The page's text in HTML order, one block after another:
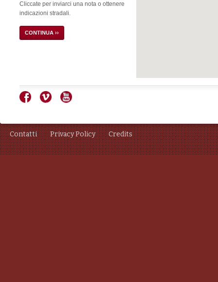
Cliccate per inviarci una nota o ottenere
indicazioni stradali.
CONTINUA ››
Contatti Privacy Policy Credits